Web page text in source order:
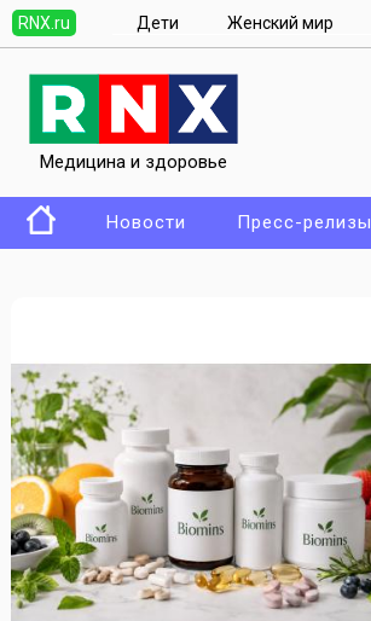
RNX.ru Дети Женский мир
Медицина и здоровье
Новости Пресс-релизы